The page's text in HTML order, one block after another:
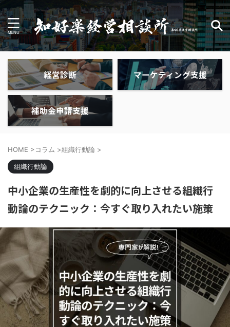
経営診断 マーケティング支援
補助金申請支援
HOME >コラム >組織行動論 >
組織行動論
中小企業の生産性を劇的に向上させる組織行
動論のテクニック：今すぐ取り入れたい施策